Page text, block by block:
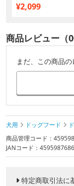
¥2,099
商品レビュー（0
まだ、この商品の
犬用 ドッグフード
商品管理コード：
JANコード：
特定商取引法に